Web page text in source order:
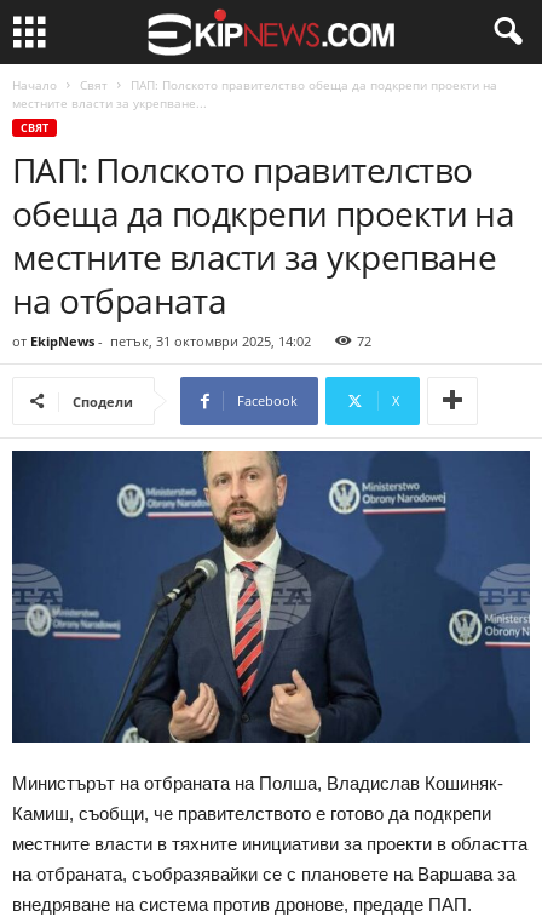
Начало Свят
ПАП: Полското правителство обеща да подкрепи проекти на
местните власти за укрепване...
СВЯТ
ПАП: Полското правителство
обеща да подкрепи проекти на
местните власти за укрепване
на отбраната
от EkipNews - петък, 31 октомври 2025, 14:02 72
Сподели Facebook X
Министърът на отбраната на Полша, Владислав Кошиняк-
Камиш, съобщи, че правителството е готово да подкрепи
местните власти в тяхните инициативи за проекти в областта
на отбраната, съобразявайки се с плановете на Варшава за
внедряване на система против дронове, предаде ПАП.